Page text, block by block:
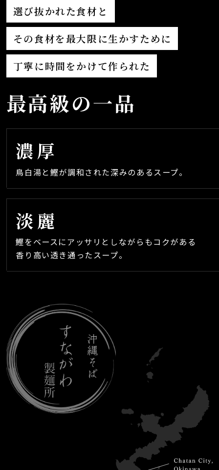
選び抜かれた食材と
その食材を最大限に生かすために
丁寧に時間をかけて作られた
最高級の一品
濃厚
鳥白湯と鰹が調和された深みのあるスープ。
淡麗
鰹をベースにアッサリとしながらもコクがある
香り高い透き通ったスープ。